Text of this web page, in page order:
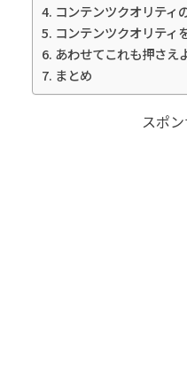
コンテンツクオリティ
コンテンツクオリティ
あわせてこれも押さえ
まとめ
スポ